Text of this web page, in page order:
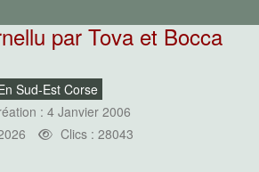
par Tova et Bocca
Sud-Est Corse
: 4 Janvier 2006
Clics : 28043